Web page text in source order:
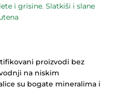
i grisine, Slatkiši i slane
proizvodi bez
na niskim
su bogate mineralima i